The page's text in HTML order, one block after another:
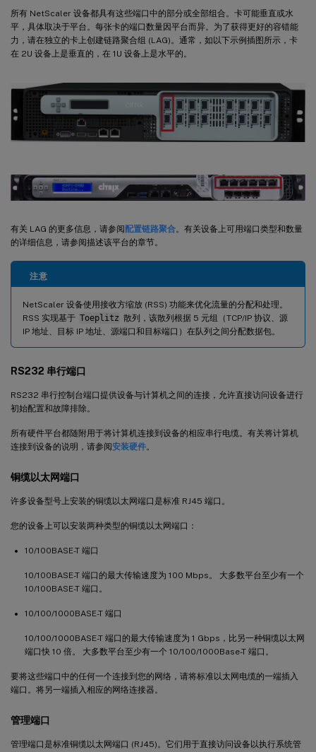
所有 NetScaler 设备都具有这些端口中的部分或全部组合。卡可能垂直或水
平，具体取决于平台。每张卡的端口数量因平台而异。为了获得更好的容错能
力，请在独立的卡上创建链路聚合组 (LAG)。通常，如以下示例插图所示，卡
在 2U 设备上是垂直的，在 1U 设备上是水平的。
有关 LAG 的更多信息，请参阅 配置链路聚合。有关设备上可用端口类型和数量
的详细信息，请参阅描述该平台的章节。
注意
NetScaler 设备使用接收方缩放 (RSS) 功能来优化流量的分配和处理。
RSS 实现基于 Toeplitz 散列，该散列根据 5 元组（TCP/IP 协议、源
IP 地址、目标 IP 地址、源端口和目标端口）在队列之间分配数据包。
RS232 串行端口
RS232 串行控制台端口提供设备与计算机之间的连接，允许直接访问设备进行
初始配置和故障排除。
所有硬件平台都随附用于将计算机连接到设备的相应串行电缆。有关将计算机
连接到设备的说明，请参阅安装硬件。
铜缆以太网端口
许多设备型号上安装的铜缆以太网端口是标准 RJ45 端口。
您的设备上可以安装两种类型的铜缆以太网端口：
10/100BASE-T 端口
10/100BASE-T 端口的最大传输速度为 100 Mbps。 大多数平台至少有一个
10/100BASE-T 端口。
10/100/1000BASE-T 端口
10/100/1000BASE-T 端口的最大传输速度为 1 Gbps，比另一种铜缆以太网
端口快 10 倍。 大多数平台至少有一个 10/100/1000Base-T 端口。
要将这些端口中的任何一个连接到您的网络，请将标准以太网电缆的一端插入
端口。将另一端插入相应的网络连接器。
管理端口
管理端口是标准铜缆以太网端口 (RJ45)。它们用于直接访问设备以执行系统管